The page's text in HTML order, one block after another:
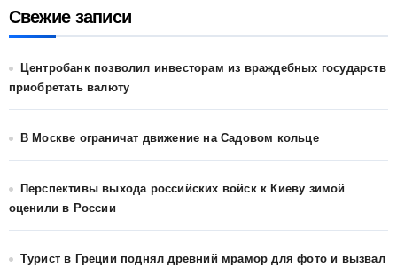
Свежие записи
Центробанк позволил инвесторам из враждебных государств
приобретать валюту
В Москве ограничат движение на Садовом кольце
Перспективы выхода российских войск к Киеву зимой
оценили в России
Турист в Греции поднял древний мрамор для фото и вызвал